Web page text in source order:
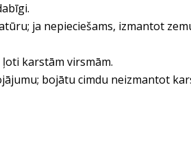
ja nepieciešams, izmantot
karstām virsmām.
bojātu cimdu neizmantot